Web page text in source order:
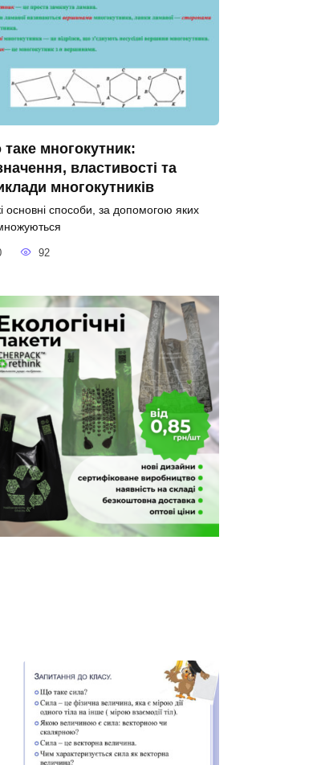
многокутник:
властивості та
многокутників
основні способи, за допомогою яких
92